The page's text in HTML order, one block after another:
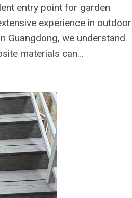
entry point for garden
experience in outdoor
Guangdong, we understand
materials can…